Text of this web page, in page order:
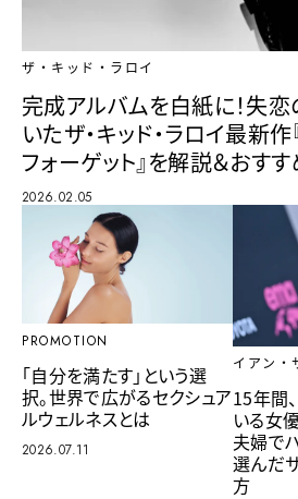
ザ・キッド・ラロイ
完成アルバムを白紙に！失
いたザ・キッド・ラロイ最新作
フォーゲット』を解説＆おす
2026.02.05
PROMOTION
「自分を満たす」という選
択。世界で広がるセクシュア
ルウェルネスとは
2026.07.11
イアン・
15年間
いる女
夫婦で
選んだ
方